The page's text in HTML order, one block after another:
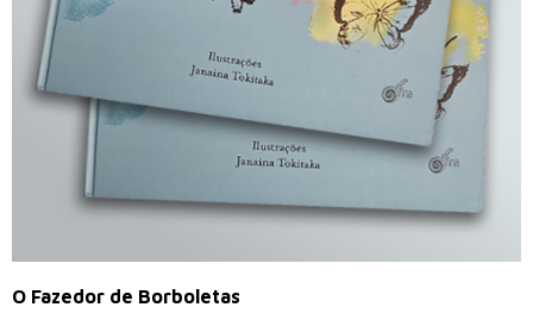
O Fazedor de Borboletas